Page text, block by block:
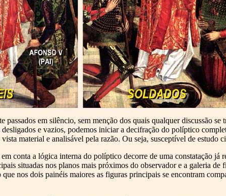
passados em silêncio, sem menção dos quais qualquer discussão
e vazios, podemos iniciar a decifração do políptico
material e analisável pela razão. Ou seja, susceptível de estudo
conta a lógica interna do políptico decorre de uma constatação já
situadas nos planos mais próximos do observador e a galeria de
nos dois painéis maiores as figuras principais se encontram